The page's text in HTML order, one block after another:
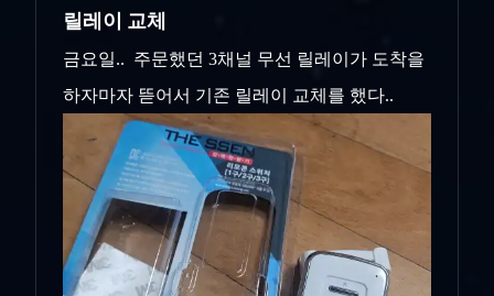
릴레이 교체
금요일.. 주문했던 3채널 무선 릴레이가 도착을
하자마자 뜯어서 기존 릴레이 교체를 했다..